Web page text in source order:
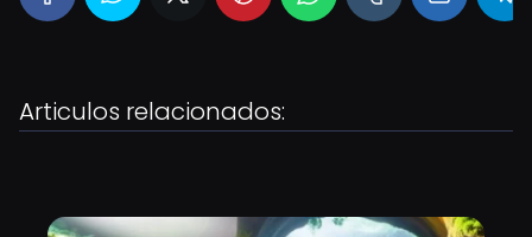
Articulos relacionados: